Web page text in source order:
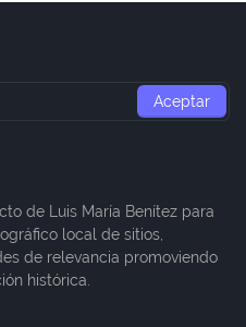
de Luis María Benítez para
local de sitios,
de relevancia promoviendo
histórica.